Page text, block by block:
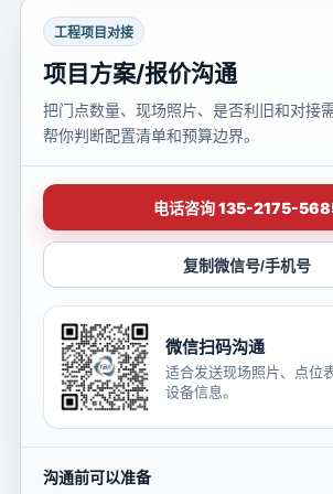
工程项目对接
项目方案/报价沟通
把门点数量、现场照片、是否利旧和对接
帮你判断配置清单和预算边界。
电话咨询 135-2175-
复制微信号/手机号
微信扫码沟通
适合发送现场照片、点位
设备信息。
沟通前可以准备